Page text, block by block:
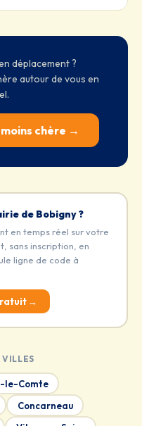
déplacement ?
autour de vous en
chère →
de Bobigny ?
en temps réel sur votre
sans inscription, en
ligne de code à
→
VILLES
le-Comte
Concarneau